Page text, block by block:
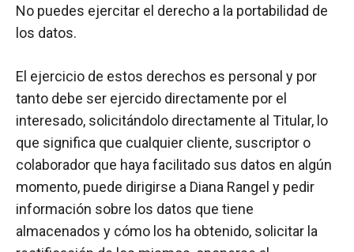
No puedes ejercitar el derecho a la portabilidad de
los datos.
El ejercicio de estos derechos es personal y por
tanto debe ser ejercido directamente por el
interesado, solicitándolo directamente al Titular, lo
que significa que cualquier cliente, suscriptor o
colaborador que haya facilitado sus datos en algún
momento, puede dirigirse a Diana Rangel y pedir
información sobre los datos que tiene
almacenados y cómo los ha obtenido, solicitar la